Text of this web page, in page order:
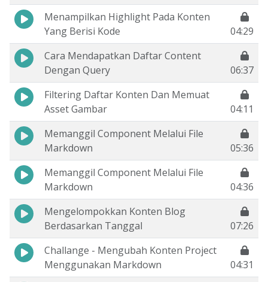
Menampilkan Highlight Pada Konten
Yang Berisi Kode
04:29
Cara Mendapatkan Daftar Content
Dengan Query
06:37
Filtering Daftar Konten Dan Memuat
Asset Gambar
04:11
Memanggil Component Melalui File
Markdown
05:36
Memanggil Component Melalui File
Markdown
04:36
Mengelompokkan Konten Blog
Berdasarkan Tanggal
07:26
Challange - Mengubah Konten Project
Menggunakan Markdown
04:31